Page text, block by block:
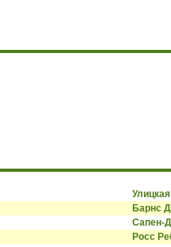
Барнс
Сапен-
Росс